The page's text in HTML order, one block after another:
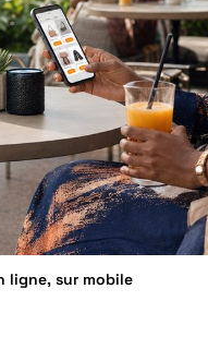
ligne, sur mobile